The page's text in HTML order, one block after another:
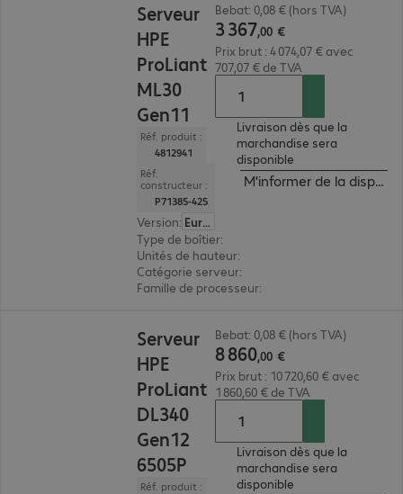
Serveur
HPE
ProLiant
ML30
Gen11
Réf. produit :
4812941
Réf.
constructeur :
P71385-425
Version:
Europe
Type de boîtier:
Unités de hauteur:
Catégorie serveur:
Famille de processeur:
Bebat: 0,08 € (hors TVA)
3367,00 €
Prix brut : 4 074,07 € avec
707,07 € de TVA
Livraison dès que la
marchandise sera
disponible
M'informer de la
Serveur
HPE
ProLiant
DL340
Gen12
6505P
Réf. produit :
Bebat: 0,08 € (hors TVA)
8860,00 €
Prix brut : 10 720,60 € avec
1 860,60 € de TVA
Livraison dès que la
marchandise sera
disponible